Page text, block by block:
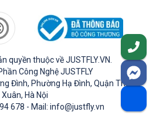
quyền thuộc về JUSTFLY.VN.
Công Nghệ JUSTFLY
Đình, Phường Hạ Đình, Quận Thanh
Xuân, Hà Nội
678 - Mail: info@justfly.vn